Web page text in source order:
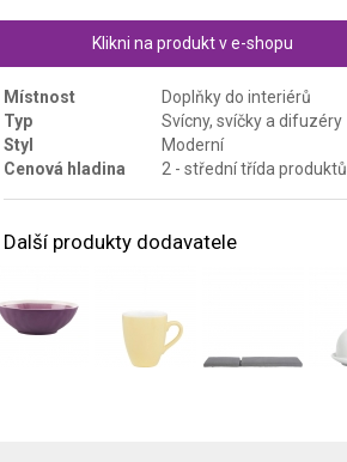
Klikni na produkt v e-shopu
Místnost
Doplňky do interiérů
Typ
Svícny, svíčky a difuzéry
Styl
Moderní
Cenová hladina
2 - střední třída produktů
Další produkty dodavatele